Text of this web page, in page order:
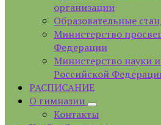
организации
Образовательные
Министерство
Федерации
Министерство науки
Российской
РАСПИСАНИЕ
О гимназии
Контакты